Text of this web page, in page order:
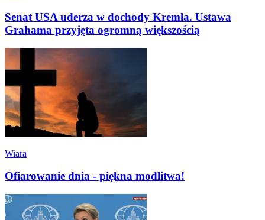
Senat USA uderza w dochody Kremla. Ustawa
Grahama przyjęta ogromną większością
Wiara
Ofiarowanie dnia - piękna modlitwa!